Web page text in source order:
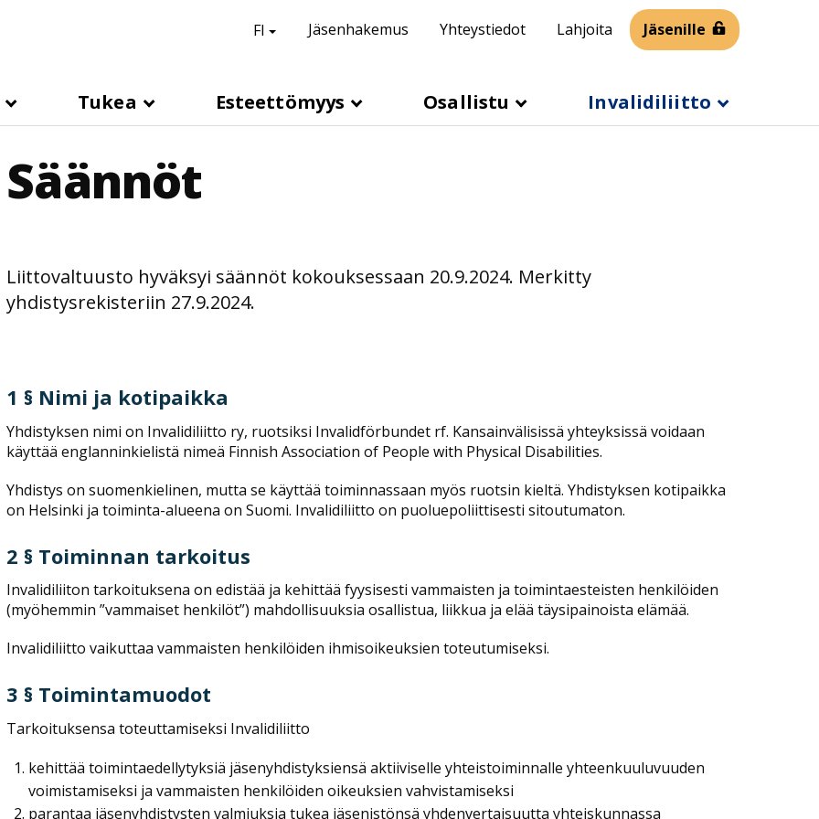
FI suomi,
Vaihda kieli
H
a
d
k
Jäsenhakemus Yhteystiedot Lahjoita Jäsenille
Tukea Esteettömyys Osallistu Invalidiliitto
Säännöt
Liittovaltuusto hyväksyi säännöt kokouksessaan 20.9.2024. Merkitty
yhdistysrekisteriin 27.9.2024.
1 § Nimi ja kotipaikka
Yhdistyksen nimi on Invalidiliitto ry, ruotsiksi Invalidförbundet rf. Kansainvälisissä yhteyksissä voidaan
käyttää englanninkielistä nimeä Finnish Association of People with Physical Disabilities.
Yhdistys on suomenkielinen, mutta se käyttää toiminnassaan myös ruotsin kieltä. Yhdistyksen kotipaikka
on Helsinki ja toiminta-alueena on Suomi. Invalidiliitto on puoluepoliittisesti sitoutumaton.
2 § Toiminnan tarkoitus
Invalidiliiton tarkoituksena on edistää ja kehittää fyysisesti vammaisten ja toimintaesteisten henkilöiden
(myöhemmin ”vammaiset henkilöt”) mahdollisuuksia osallistua, liikkua ja elää täysipainoista elämää.
Invalidiliitto vaikuttaa vammaisten henkilöiden ihmisoikeuksien toteutumiseksi.
3 § Toimintamuodot
Tarkoituksensa toteuttamiseksi Invalidiliitto
kehittää toimintaedellytyksiä jäsenyhdistyksiensä aktiiviselle yhteistoiminnalle yhteenkuuluvuuden
voimistamiseksi ja vammaisten henkilöiden oikeuksien vahvistamiseksi
parantaa jäsenyhdistysten valmiuksia tukea jäsenistönsä yhdenvertaisuutta yhteiskunnassa